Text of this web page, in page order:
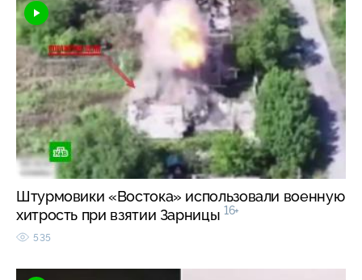
Штурмовики «Востока» использовали военную
хитрость при взятии Зарницы 16+
535